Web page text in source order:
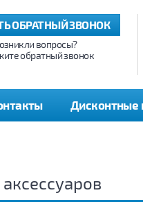
ОБРАТНЫЙ ЗВОНОК
вопросы?
обратный звонок
Дисконтные